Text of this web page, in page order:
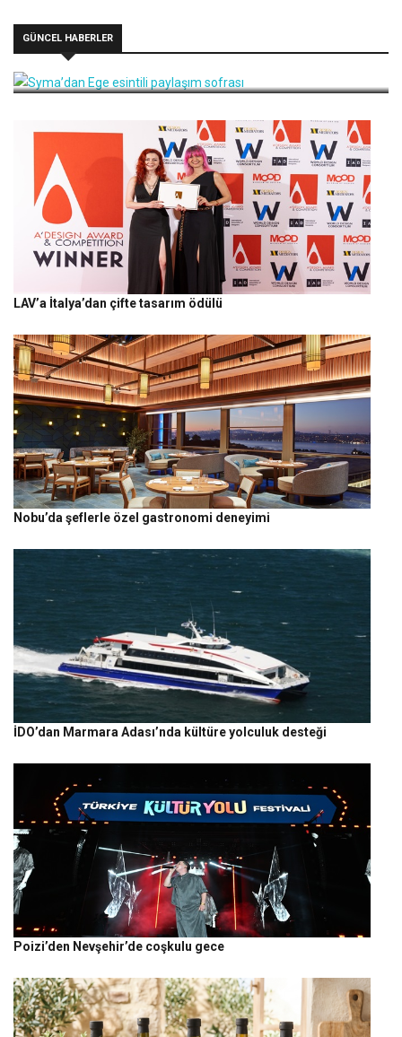
GÜNCEL HABERLER
Syma’dan Ege esintili paylaşım sofrası
LAV’a İtalya’dan çifte tasarım ödülü
Nobu’da şeflerle özel gastronomi deneyimi
İDO’dan Marmara Adası’nda kültüre yolculuk desteği
Poizi’den Nevşehir’de coşkulu gece